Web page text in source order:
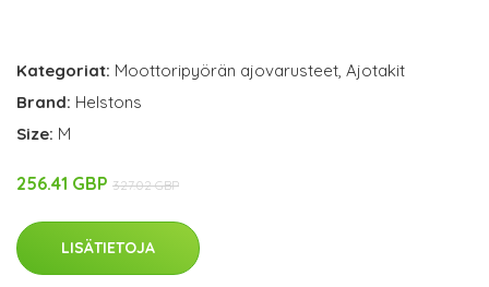
Kategoriat: Moottoripyörän ajovarusteet, Ajotakit
Brand: Helstons
Size: M
256.41 GBP 327.02 GBP
LISÄTIETOJA